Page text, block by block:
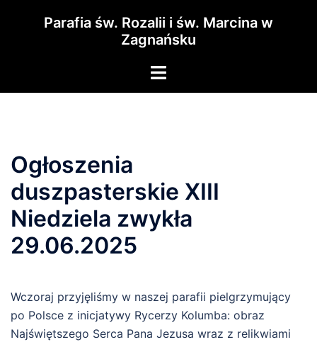
Parafia św. Rozalii i św. Marcina w
Zagnańsku
Menu
Ogłoszenia
duszpasterskie XIII
Niedziela zwykła
29.06.2025
Wczoraj przyjęliśmy w naszej parafii pielgrzymujący
po Polsce z inicjatywy Rycerzy Kolumba: obraz
Najświętszego Serca Pana Jezusa wraz z relikwiami